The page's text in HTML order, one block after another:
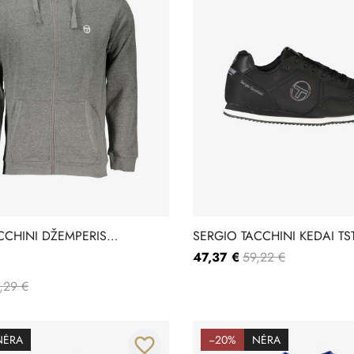
DŽEMPERIS
€
SERGIO TACCHINI KEDAI
47,37 € 59,22 €
favorite_border −20% NĖRA